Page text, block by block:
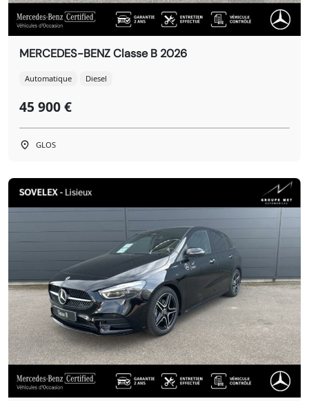
MERCEDES-BENZ Classe B 2026
Automatique Diesel
45 900 €
GLOS